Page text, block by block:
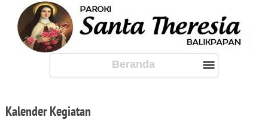
Beranda
KalenderKegiatan